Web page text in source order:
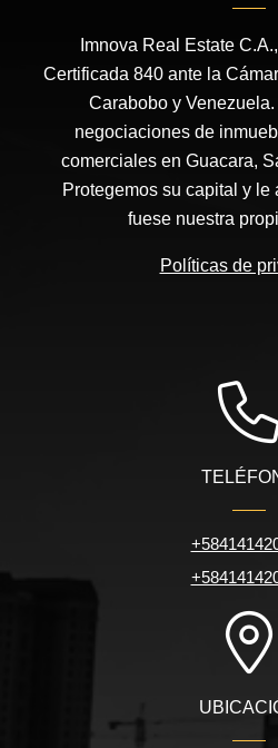
Imnova Real Estate
Certificada 840 ante la
Carabobo y
negociaciones de
comerciales en Guacara,
Protegemos su capital y le
fuese nuestra
Políticas de